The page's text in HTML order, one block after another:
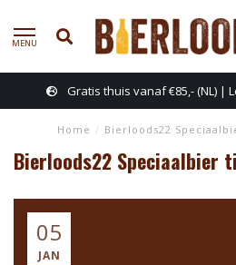
MENU
thuis vanaf €85,- (NL) | Levering aan EU-
Home / Bierloods22
Bierloods22 Speciaalbier
05
JAN